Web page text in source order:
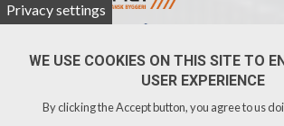
Copyright 2026 Tømrermestre H. Bruun &
Privacy settings
WE USE COOKIES ON THIS SITE TO
USER EXPERIENCE
By clicking the Accept button, you agree to us